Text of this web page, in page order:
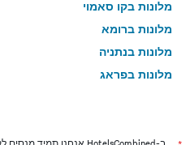
מלונות בקו סאמוי
מלונות ברומא
מלונות בנתניה
מלונות בפראג